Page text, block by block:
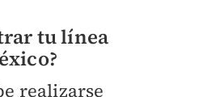
tu línea
realizarse